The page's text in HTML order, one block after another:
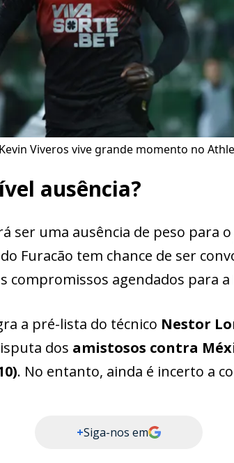
Kevin Viveros vive grande momento no
ausência?
ser uma ausência de peso para o
Furacão tem chance de ser
compromissos agendados para a
a pré-lista do técnico Nestor
dos amistosos contra
. No entanto, ainda é incerto a
+Siga-nos em